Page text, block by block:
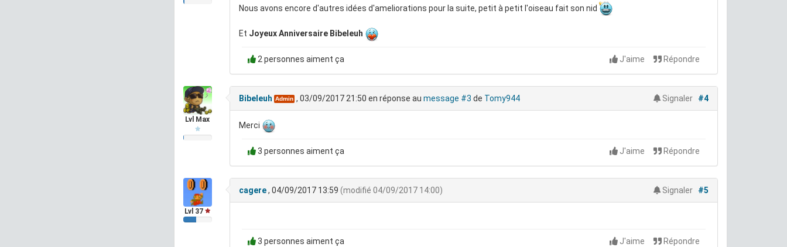
Nous avons encore d'autres idées d'ameliorations pour la suite, petit à petit l'oiseau fait son nid
Et Joyeux Anniversaire Bibeleuh
2 personnes aiment ça J'aime Répondre
Lvl Max
Bibeleuh Admin, 03/09/2017 21:50 en réponse au message #3 de Tomy944 Signaler #4
Merci
3 personnes aiment ça J'aime Répondre
Lvl 37
cagere, 04/09/2017 13:59 (modifié 04/09/2017 14:00) Signaler #5
3 personnes aiment ça J'aime Répondre